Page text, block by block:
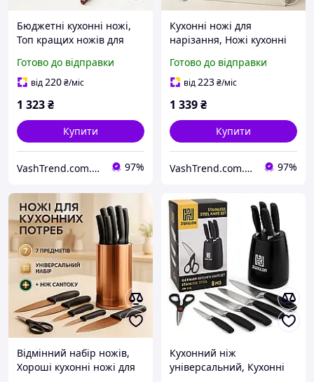
Бюджетні кухонні ножі,
Топ кращих ножів для
високої якості Хороші для
кухарів LX-83
Готово до відправки
від220₴/міс
1 323₴
Купити
VashTrend.com.ua - Рознично-оптовый интернет магазин! 97%
Кухонні ножі для
нарізання, Ножі кухонні
ножів для кухні Сучасні
TW-84
Готово до відправки
від223₴/міс
1 339₴
Купити
VashTrend.com.ua - Рознично-оптовый интернет магазин! 97%
Відмінний набір ножів,
Хороші кухонні ножі для
Кухонний ніж
універсальний, Кухонні